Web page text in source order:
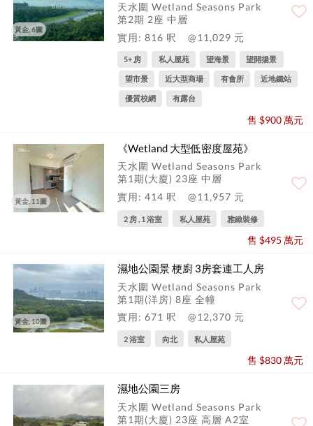
黃金, 6圖
天水圍 Wetland Seasons Park
第2期 2座 中層
實用: 816 呎
@11,029 元
5+ 房 私人屋苑 望海景 望開揚景
望市景 近大型商場 有會所 近地鐵站
優質校網 有露台
售 $900 萬元
黃金, 11圖
《Wetland 大型低密度屋苑》
天水圍 Wetland Seasons Park
第1期(大廈) 23座 中層
實用: 414 呎
@11,957 元
2 房 , 1 浴室 私人屋苑 雅緻裝修
售 $495 萬元
黃金, 10圖
濕地公園景 梗廚 3房套連工人房
天水圍 Wetland Seasons Park
第1期(洋房) 8座 全幢
實用: 671 呎
@12,370 元
2 浴室 向北 私人屋苑
售 $830 萬元
濕地公園三房
天水圍 Wetland Seasons Park
第1期(大廈) 23座 高層 A2室